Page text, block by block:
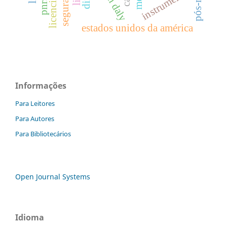
estados unidos da américa
pnrs
Informações
Para Leitores
Para Autores
Para Bibliotecários
Open Journal Systems
Idioma